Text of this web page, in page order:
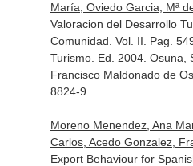
María, Oviedo Garcia, Mª
Valoracion del Desarrollo
Comunidad. Vol. II. Pag.
Turismo. Ed. 2004. Osuna,
Francisco Maldonado de
8824-9
Moreno Menendez, Ana
Carlos, Acedo Gonzalez,
Export Behaviour for